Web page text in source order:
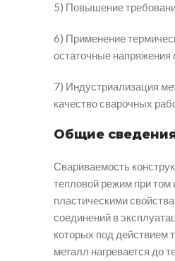
5) Повышение
6) Применение
остаточные напряжения
7) Индустриализация
качество сварочных
Общие
Свариваемость
тепловой режим при том
пластическими
соединений в
которых под действием
металл нагревается до